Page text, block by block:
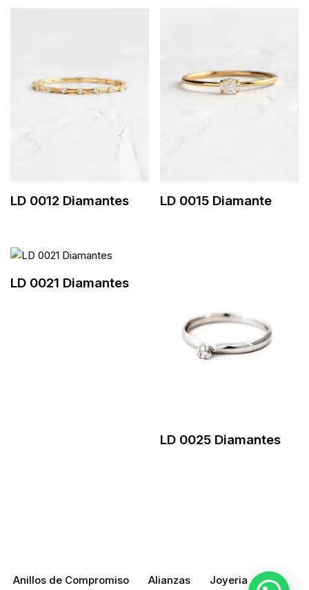
LD 0012 Diamantes LD 0015 Diamante
LD 0021 Diamantes
LD 0025 Diamantes
Anillos de Compromiso Alianzas Joyeria